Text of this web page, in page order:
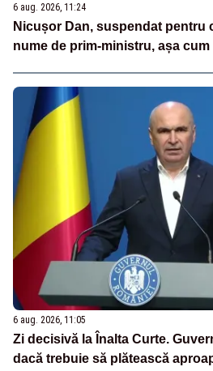
6 aug. 2026, 11:24
Nicușor Dan, suspendat pentru
nume de prim-ministru, așa
6 aug. 2026, 11:05
Zi decisivă la Înalta Curte.
dacă trebuie să plătească